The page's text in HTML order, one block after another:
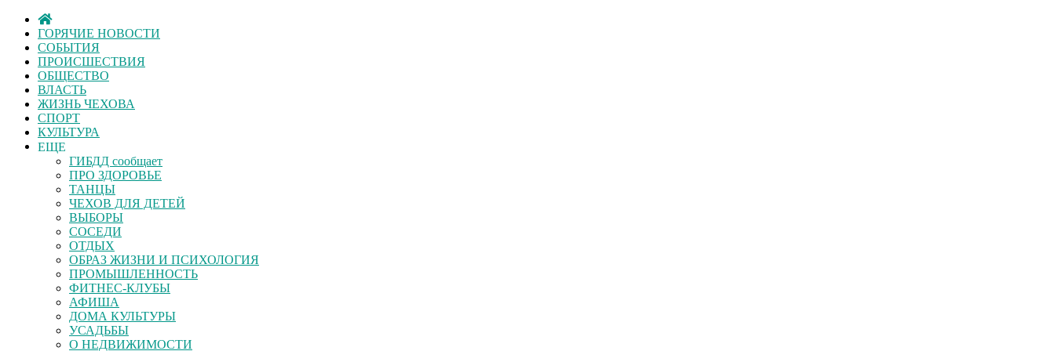
ГОРЯЧИЕ НОВОСТИ
СОБЫТИЯ
ПРОИСШЕСТВИЯ
ОБЩЕСТВО
ВЛАСТЬ
ЖИЗНЬ ЧЕХОВА
СПОРТ
КУЛЬТУРА
ЕЩЕ
ГИБДД сообщает
ПРО ЗДОРОВЬЕ
ТАНЦЫ
ЧЕХОВ ДЛЯ ДЕТЕЙ
ВЫБОРЫ
СОСЕДИ
ОТДЫХ
ОБРАЗ ЖИЗНИ И ПСИХОЛОГИЯ
ПРОМЫШЛЕННОСТЬ
ФИТНЕС-КЛУБЫ
АФИША
ДОМА КУЛЬТУРЫ
УСАДЬБЫ
О НЕДВИЖИМОСТИ